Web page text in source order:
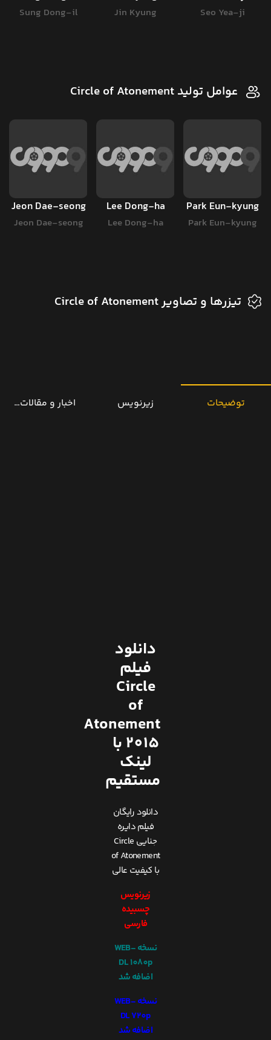
Seo Yea-ji
Jin Kyung
Sung Dong-il
عوامل تولید Circle of Atonement
Park Eun-kyung
Park Eun-kyung
Lee Dong-ha
Lee Dong-ha
Jeon Dae-seong
Jeon Dae-seong
تیزرها و تصاویر Circle of Atonement
توضیحات زیرنویس اخبار و مقالات
دانلود
فیلم
Circle
of
Atonement
2015 با
لینک
مستقیم
دانلود رایگان
فیلم دایره
جنایی Circle
of Atonement
با کیفیت عالی
زیرنویس
چسبیده
فارسی
نسخه WEB-
DL 1080p
اضافه شد
نسخه WEB-
DL 720p
اضافه شد